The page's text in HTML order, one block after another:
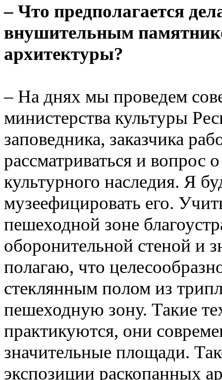
– Что предполагается
внушительным
архитектуры?
– На днях мы проведем
министерства культуры
заповедника, заказчика
рассматриваться и вопрос
культурного наследия. Я
музеефицировать его.
пешеходной зоне
оборонительной стеной и
полагаю, что
стеклянным полом из
пешеходную зону. Такие
практикуются, они
значительные площади.
экспозиции раскопанных